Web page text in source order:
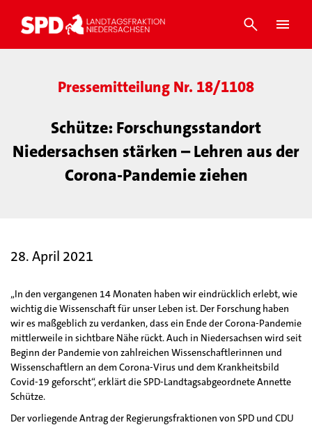
Pressemitteilung Nr. 18/1108
Schütze: Forschungsstandort
Niedersachsen stärken – Lehren aus der
Corona-Pandemie ziehen
28. April 2021
„In den vergangenen 14 Monaten haben wir eindrücklich erlebt, wie
wichtig die Wissenschaft für unser Leben ist. Der Forschung haben
wir es maßgeblich zu verdanken, dass ein Ende der Corona-Pandemie
mittlerweile in sichtbare Nähe rückt. Auch in Niedersachsen wird seit
Beginn der Pandemie von zahlreichen Wissenschaftlerinnen und
Wissenschaftlern an dem Corona-Virus und dem Krankheitsbild
Covid-19 geforscht“, erklärt die SPD-Landtagsabgeordnete Annette
Schütze.
Der vorliegende Antrag der Regierungsfraktionen von SPD und CDU